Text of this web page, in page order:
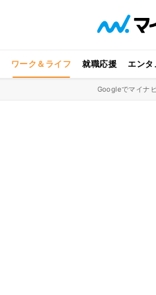
ワーク＆ライフ 就職応援 エンタ
Googleでマイナ